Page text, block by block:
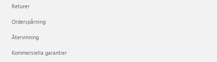
Returer
Orderspårning
Återvinning
Kommersiella garantier